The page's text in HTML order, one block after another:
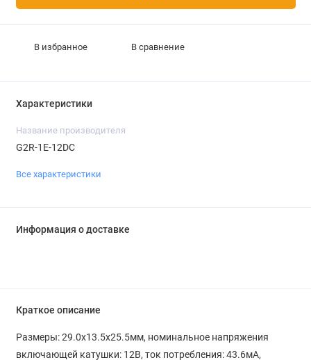
В избранное В сравнение
Характеристики
Название производителя
G2R-1E-12DC
Все характеристики
Информация о доставке
Краткое описание
Размеры: 29.0x13.5x25.5мм, номинальное напряжения
включающей катушки: 12В, ток потребления: 43.6мА,